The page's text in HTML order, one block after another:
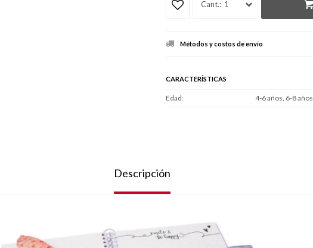
1
Métodos y costos de envío
CARACTERÍSTICAS
Edad 4-6 años, 6-8 años
Descripción